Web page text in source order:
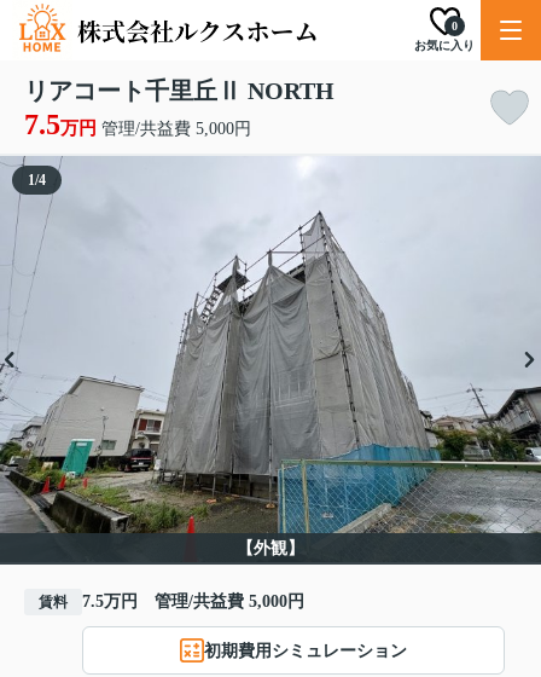
お気に入り
0
リアコート千里丘Ⅱ NORTH
7.5万円 管理/共益費 5,000円
【外観】
1/4
賃料 7.5万円 管理/共益費 5,000円
初期費用シミュレーション